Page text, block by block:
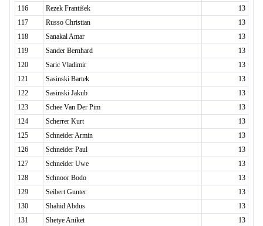
116
Rezek František
13
117
Russo Christian
13
118
Sanakal Amar
13
119
Sander Bernhard
13
120
Saric Vladimir
13
121
Sasinski Bartek
13
122
Sasinski Jakub
13
123
Schee Van Der Pim
13
124
Scherrer Kurt
13
125
Schneider Armin
13
126
Schneider Paul
13
127
Schneider Uwe
13
128
Schnoor Bodo
13
129
Seibert Gunter
13
130
Shahid Abdus
13
131
Shetye Aniket
13